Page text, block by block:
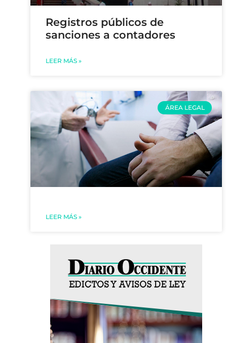
Registros públicos de
sanciones a contadores
LEER MÁS »
ÁREA LEGAL
LEER MÁS »